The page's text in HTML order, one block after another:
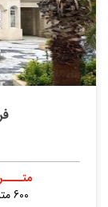
600 متر